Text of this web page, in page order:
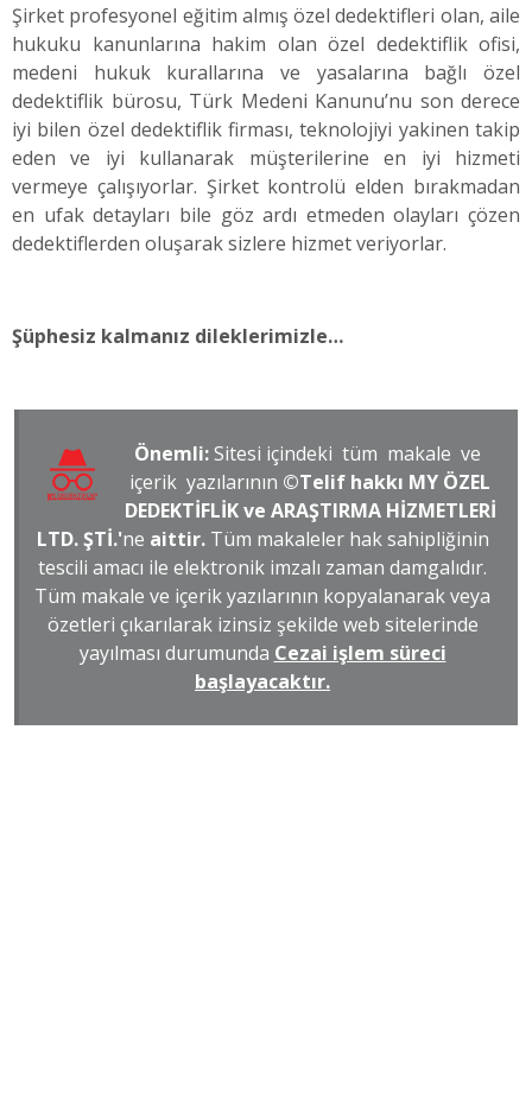
Şirket profesyonel eğitim almış özel dedektifleri olan, aile
hukuku kanunlarına hakim olan özel dedektiflik ofisi,
medeni hukuk kurallarına ve yasalarına bağlı özel
dedektiflik bürosu, Türk Medeni Kanunu’nu son derece
iyi bilen özel dedektiflik firması, teknolojiyi yakinen takip
eden ve iyi kullanarak müşterilerine en iyi hizmeti
vermeye çalışıyorlar. Şirket kontrolü elden bırakmadan
en ufak detayları bile göz ardı etmeden olayları çözen
dedektiflerden oluşarak sizlere hizmet veriyorlar.
Şüphesiz kalmanız dileklerimizle…
Önemli:Sitesi içindeki tüm makale ve
içerik yazılarının ©Telif hakkı MY ÖZEL
DEDEKTİFLİK ve ARAŞTIRMA HİZMETLERİ
LTD. ŞTİ.'ne aittir. Tüm makaleler hak sahipliğinin
tescili amacı ile elektronik imzalı zaman damgalıdır.
Tüm makale ve içerik yazılarının kopyalanarak veya
özetleri çıkarılarak izinsiz şekilde web sitelerinde
yayılması durumunda Cezai işlem süreci
başlayacaktır.